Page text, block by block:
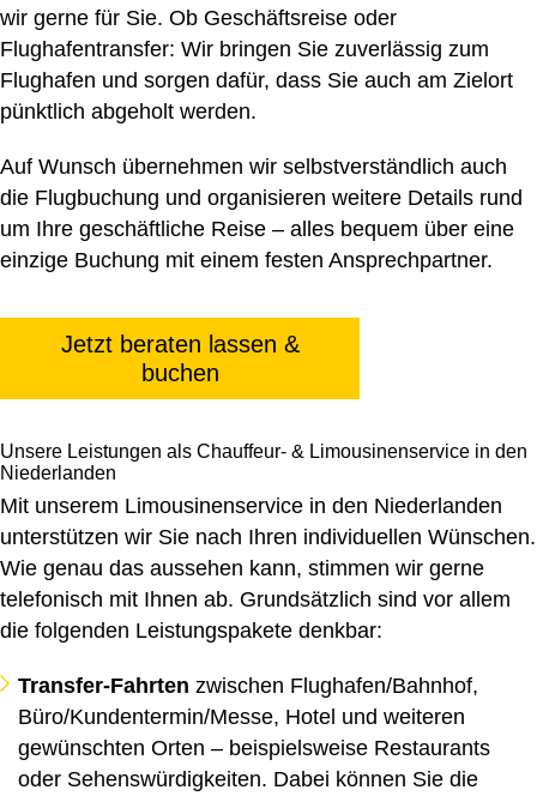
wir gerne für Sie. Ob Geschäftsreise oder
Flughafentransfer: Wir bringen Sie zuverlässig zum
Flughafen und sorgen dafür, dass Sie auch am Zielort
pünktlich abgeholt werden.
Auf Wunsch übernehmen wir selbstverständlich auch
die Flugbuchung und organisieren weitere Details rund
um Ihre geschäftliche Reise – alles bequem über eine
einzige Buchung mit einem festen Ansprechpartner.
Jetzt beraten lassen &
buchen
Unsere Leistungen als Chauffeur- & Limousinenservice in den
Niederlanden
Mit unserem Limousinenservice in den Niederlanden
unterstützen wir Sie nach Ihren individuellen Wünschen.
Wie genau das aussehen kann, stimmen wir gerne
telefonisch mit Ihnen ab. Grundsätzlich sind vor allem
die folgenden Leistungspakete denkbar:
Transfer-Fahrten zwischen Flughafen/Bahnhof,
Büro/Kundentermin/Messe, Hotel und weiteren
gewünschten Orten – beispielsweise Restaurants
oder Sehenswürdigkeiten. Dabei können Sie die